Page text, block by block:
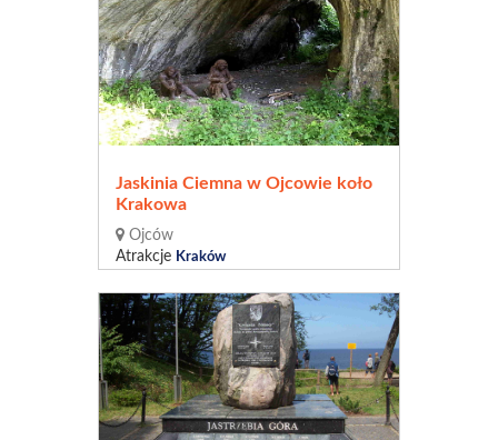
Jaskinia Ciemna w Ojcowie koło
Krakowa
Ojców
Atrakcje Kraków